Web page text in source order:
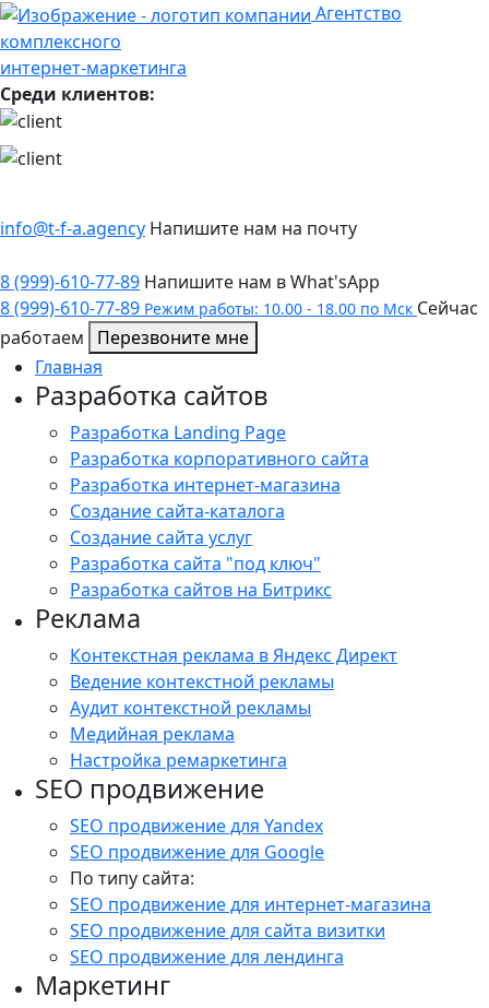
Агентство
комплексного
интернет-маркетинга
Среди клиентов:
info@t-f-a.agency Напишите нам на почту
8 (999)-610-77-89 Напишите нам в What'sApp
8 (999)-610-77-89 Режим работы: 10.00 - 18.00 по Мск Сейчас
работаем
Перезвоните мне
Главная
Разработка сайтов
Разработка Landing Page
Разработка корпоративного сайта
Разработка интернет-магазина
Создание сайта-каталога
Создание сайта услуг
Разработка сайта "под ключ"
Разработка сайтов на Битрикс
Реклама
Контекстная реклама в Яндекс Директ
Ведение контекстной рекламы
Аудит контекстной рекламы
Медийная реклама
Настройка ремаркетинга
SEO продвижение
SEO продвижение для Yandex
SEO продвижение для Google
По типу сайта:
SEO продвижение для интернет-магазина
SEO продвижение для сайта визитки
SEO продвижение для лендинга
Маркетинг